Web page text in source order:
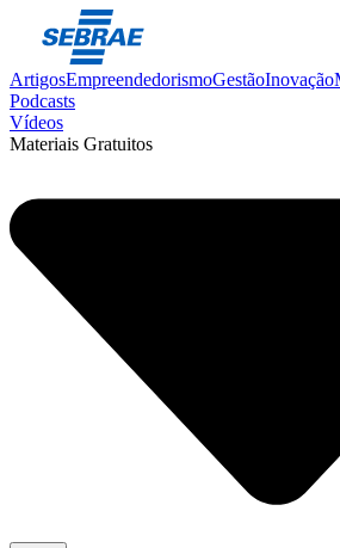
ArtigosEmpreendedorismoGestãoInovação
Podcasts
Vídeos
Materiais Gratuitos